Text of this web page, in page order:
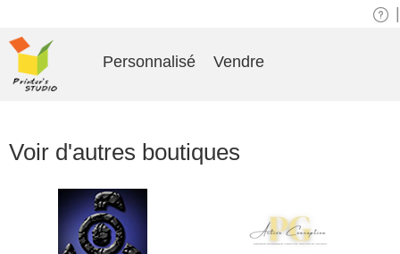
Personnalisé Vendre
Voir d'autres boutiques